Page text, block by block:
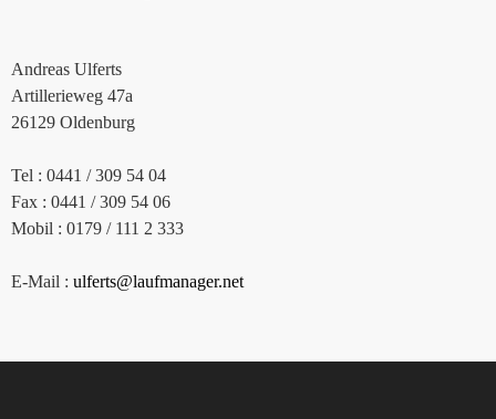
Andreas Ulferts
Artillerieweg 47a
26129 Oldenburg
Tel : 0441 / 309 54 04
Fax : 0441 / 309 54 06
Mobil : 0179 / 111 2 333
E-Mail : ulferts@laufmanager.net